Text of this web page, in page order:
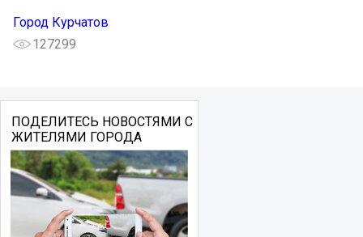
Город Курчатов
127299
ПОДЕЛИТЕСЬ НОВОСТЯМИ С
ЖИТЕЛЯМИ ГОРОДА